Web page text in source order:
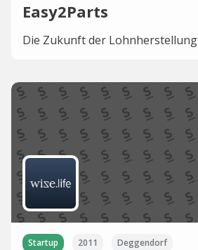
Easy2Parts
Die Zukunft der Lohnherstellung
Startup 2011 Deggendorf